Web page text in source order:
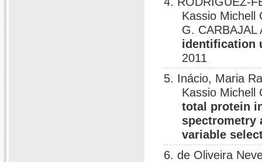
Kassio Michell
G.
identification
2011
5. Inácio, Maria
Kassio
total protein
spectrometry
variable
6. de Oliveira